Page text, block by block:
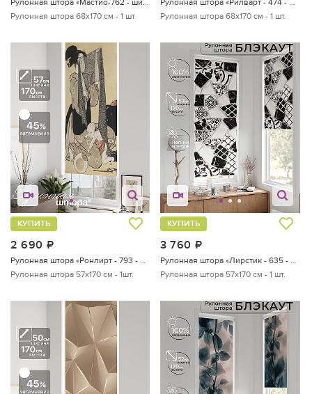
Рулонная штора 68х170 см - 1 шт
Рулонная штора 68х170 см - 1 шт.
2 690
КУПИТЬ
Рулонная штора «Ронлирт - 793 - ширина 57 см»
Рулонная штора 57х170 см - 1шт.
3 760
КУПИТЬ
Рулонная штора «Лирстик - 635 - 57 см»
Рулонная штора 57х170 см - 1 шт.